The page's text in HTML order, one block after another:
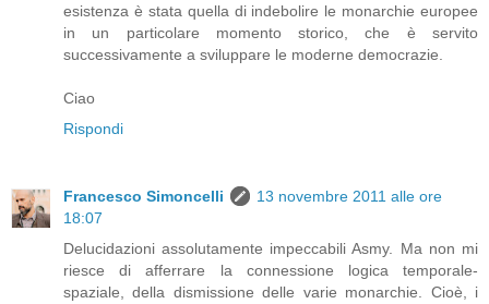
esistenza è stata quella di indebolire le monarchie europee
in un particolare momento storico, che è servito
successivamente a sviluppare le moderne democrazie.
Ciao
Rispondi
Francesco Simoncelli
13 novembre 2011 alle ore
18:07
Delucidazioni assolutamente impeccabili Asmy. Ma non mi
riesce di afferrare la connessione logica temporale-
spaziale, della dismissione delle varie monarchie. Cioè, i